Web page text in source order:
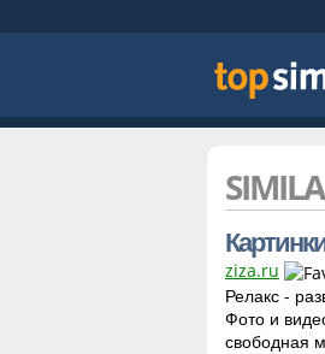
ziza.ru
Релакс -
Фото и
свободная